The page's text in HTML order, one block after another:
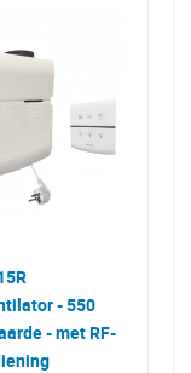
- 550
- met RF-